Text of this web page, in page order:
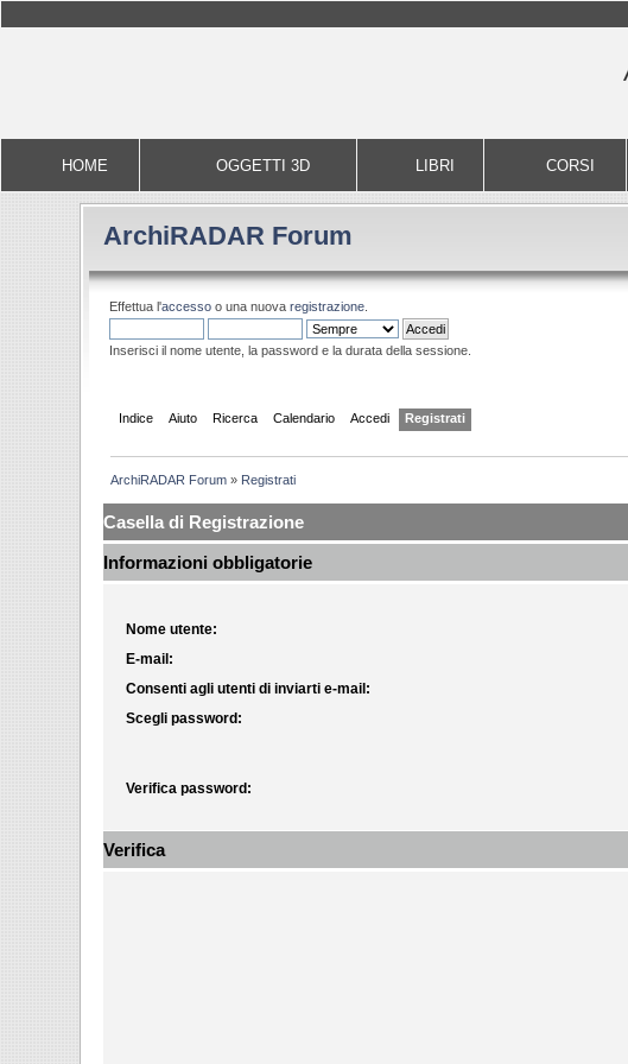
HOME OGGETTI 3D LIBRI CORSI
ArchiRADAR Forum
Effettua l'accesso o una nuovaregistrazione.
Inserisci il nome utente, la password e la durata della sessione.
Indice Aiuto Ricerca Calendario Accedi Registrati
ArchiRADAR Forum » Registrati
Casella di Registrazione
Informazioni obbligatorie
Nome utente:
E-mail:
Consenti agli utenti di inviarti e-mail:
Scegli password:
Verifica password:
Verifica